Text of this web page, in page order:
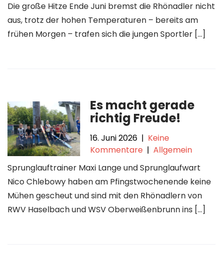
Die große Hitze Ende Juni bremst die Rhönadler nicht
aus, trotz der hohen Temperaturen – bereits am
frühen Morgen – trafen sich die jungen Sportler […]
Es macht gerade
richtig Freude!
16. Juni 2026 | Keine
Kommentare |Allgemein
Sprunglauftrainer Maxi Lange und Sprunglaufwart
Nico Chlebowy haben am Pfingstwochenende keine
Mühen gescheut und sind mit den Rhönadlern von
RWV Haselbach und WSV Oberweißenbrunn ins […]